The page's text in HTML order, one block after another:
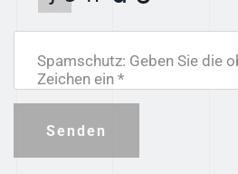
Spamschutz: Geben Sie die
Zeichen ein *
Senden